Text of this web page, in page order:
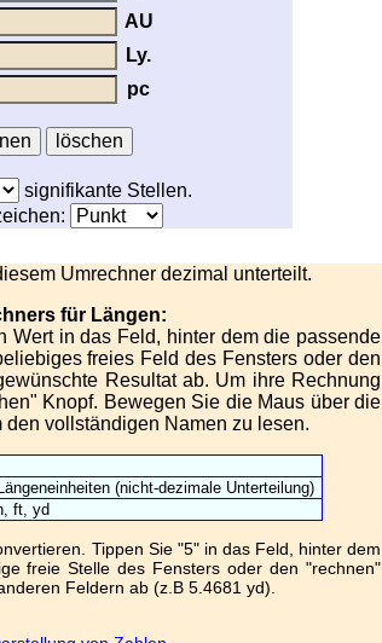
AU
Ly.
pc
signifikante Stellen.
Umrechner dezimal unterteilt.
für Längen:
Wert in das Feld, hinter dem die passende
freies Feld des Fensters oder den
Resultat ab. Um ihre Rechnung
Knopf. Bewegen Sie die Maus über die
vollständigen Namen zu lesen.
(nicht-dezimale Unterteilung)
ft, yd
Tippen Sie "5" in das Feld, hinter dem
freie Stelle des Fensters oder den "rechnen"
Feldern ab (z.B 5.4681 yd).